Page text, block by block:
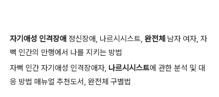
자기애성 인격장애 정신장애, 나르시시스트, 완전체 남자 여자, 자
뻑 인간의 만행에서 나를 지키는 방법
자뻑 인간 자기애성 인격장애자, 나르시시스트에 관한 분석 및 대
응 방법 매뉴얼 추천도서, 완전체 구별법